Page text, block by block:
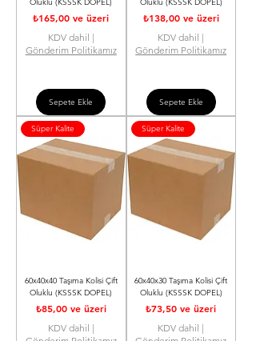
₺165,00 ve üzeri
İndirimli Fiyat
KDV dahil |
Gönderim Politikamız
Sepete Ekle
₺138,00ve üzeri
İndirimli Fiyat
KDV dahil |
Gönderim Politikamız
Sepete Ekle
Süper Kalite
60x40x40 Taşıma Kolisi Çift
Oluklu (KSSSK DOPEL)
₺85,00ve üzeri
İndirimli Fiyat
KDV dahil |
Süper Kalite
60x40x30 Taşıma Kolisi Çift
Oluklu (KSSSK DOPEL)
₺73,50 ve üzeri
İndirimli Fiyat
KDV dahil |